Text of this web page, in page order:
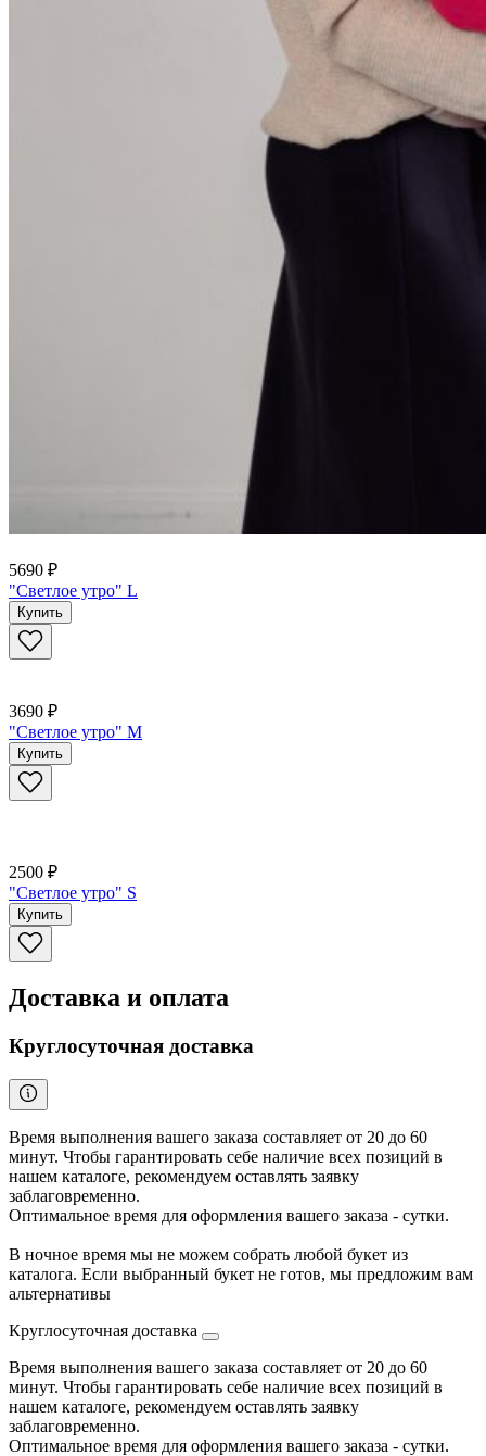
5690 ₽
"Светлое утро" L
Купить
3690 ₽
"Светлое утро" M
Купить
2500 ₽
"Светлое утро" S
Купить
Доставка и оплата
Круглосуточная доставка
Время выполнения вашего заказа составляет от 20 до 60
минут. Чтобы гарантировать себе наличие всех позиций в
нашем каталоге, рекомендуем оставлять заявку
заблаговременно.
Оптимальное время для оформления вашего заказа - сутки.
В ночное время мы не можем собрать любой букет из
каталога. Если выбранный букет не готов, мы предложим вам
альтернативы
Круглосуточная доставка
Время выполнения вашего заказа составляет от 20 до 60
минут. Чтобы гарантировать себе наличие всех позиций в
нашем каталоге, рекомендуем оставлять заявку
заблаговременно.
Оптимальное время для оформления вашего заказа - сутки.